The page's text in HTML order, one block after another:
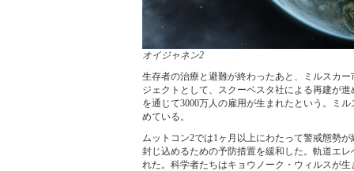
オイジャネン2
生存者の治療と避難が終わったあと、ミルスカ
ジェクトとして、スクーベスタ社による再建が
を通じて3000万人の雇用が生まれたという。ミ
めている。
ムットコン2では1ヶ月以上にわたって警戒態勢
封じ込めるための予防措置を緩和した。軌道エ
れた。科学者たちはキョウノーク・ウィルスが